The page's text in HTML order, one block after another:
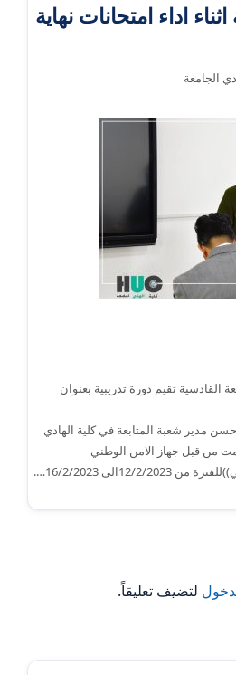
اداء امتحانات نهاية
الجامعة
القادسية تقيم دورة تدريبية بعنوان
مدير شعبة المتابعة في كلية الهادي
من قبل جهاز الامن الوطني
16/2/2023….
لتضيف تعليقاً.